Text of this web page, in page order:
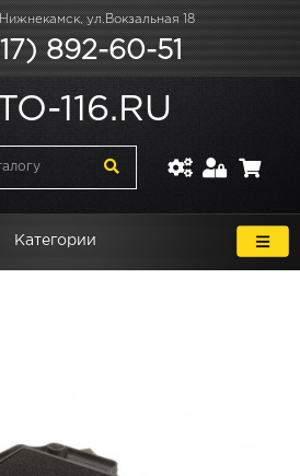
ул.Вокзальная 18
892-60-51
116.RU
Категории